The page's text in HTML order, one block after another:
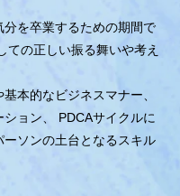
を卒業するための期間で
ての正しい振る舞いや考え
本的なビジネスマナー、
ョン、
PDCAサイクルに
ソンの土台となるスキル